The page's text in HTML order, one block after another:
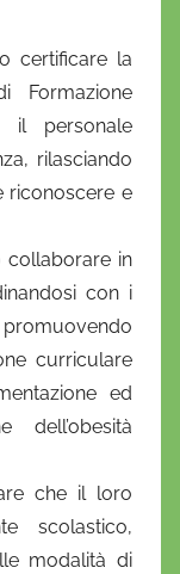
certificare la
Formazione
il personale
rilasciando
riconoscere e
collaborare in
con i
curriculare
ed
dell’obesità
che il loro
scolastico,
modalità di